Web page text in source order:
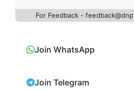
For Feedback -
Join WhatsApp
Join Telegram